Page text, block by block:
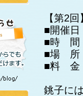
【第2回
■開催
■時 間
■場 所
■料 金
銚子に